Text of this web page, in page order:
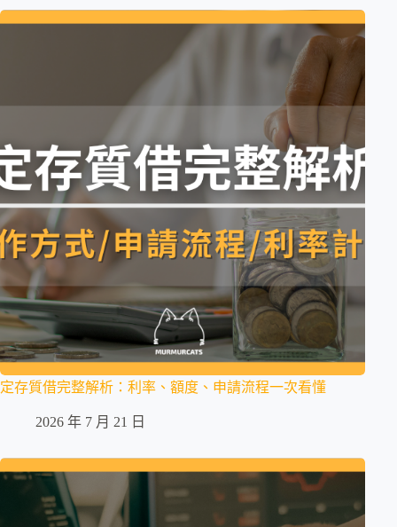
定存質借完整解析：利率、額度、申請流程一次看懂
2026 年 7 月 21 日